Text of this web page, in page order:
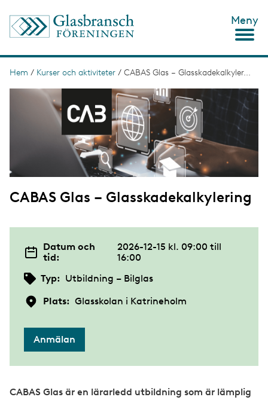
Meny
L
t
g
Hem / Kurser och aktiviteter / CABAS Glas – Glasskadekalkyler...
CABAS Glas – Glasskadekalkylering
Datum och
tid:
2026-12-15 kl. 09:00 till
16:00
Typ: Utbildning – Bilglas
Plats: Glasskolan i Katrineholm
Anmälan
CABAS Glas är en lärarledd utbildning som är lämplig